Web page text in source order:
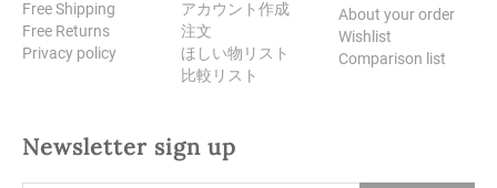
Free Shipping
Free Returns
Privacy policy
アカウント作成
注文
ほしい物リスト
比較リスト
About your order
Wishlist
Comparison list
Newsletter sign up